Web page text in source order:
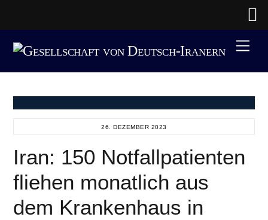
26. DEZEMBER 2023
Iran: 150 Notfallpatienten
fliehen monatlich aus
dem Krankenhaus in